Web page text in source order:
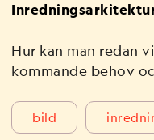
Hur kan man redan
kommande behov
bild